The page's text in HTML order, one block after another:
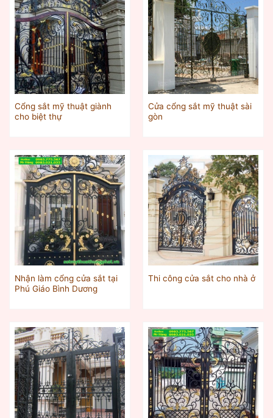
Cổng sắt mỹ thuật giành
cho biệt thự
Cửa cổng sắt mỹ thuật sài
gòn
Nhận làm cổng cửa sắt tại
Phú Giáo Bình Dương
Thi công cửa sắt cho nhà ở